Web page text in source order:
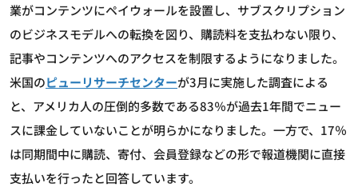
業がコンテンツにペイウォールを設置し、サブスクリプション
のビジネスモデルへの転換を図り、購読料を支払わない限り、
記事やコンテンツへのアクセスを制限するようになりました。
米国のピューリサーチセンターが3月に実施した調査による
と、アメリカ人の圧倒的多数である83％が過去1年間でニュー
スに課金していないことが明らかになりました。一方で、17％
は同期間中に購読、寄付、会員登録などの形で報道機関に直接
支払いを行ったと回答しています。